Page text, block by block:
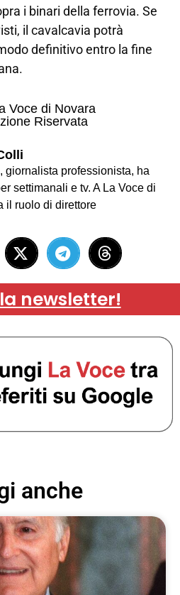
i binari della ferrovia. Se
il cavalcavia potrà
definitivo entro la fine
Voce di Novara
Riservata
giornalista professionista, ha
settimanali e tv. A La Voce di
il ruolo di direttore
newsletter!
anche